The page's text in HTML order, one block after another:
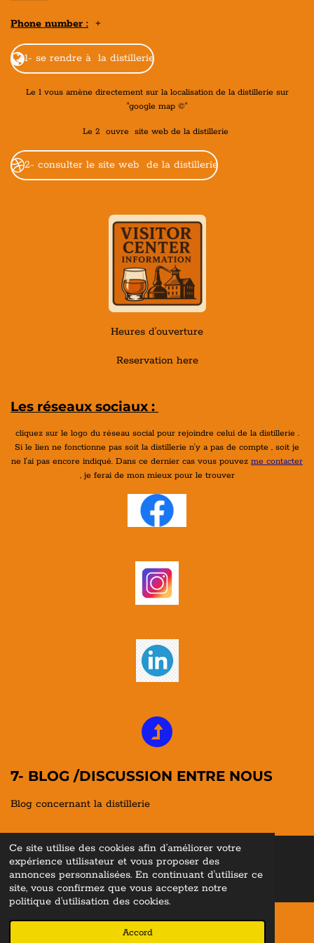
Ce site utilise des cookies afin d’améliorer votre
expérience utilisateur et vous proposer des
annonces personnalisées. En continuant d'utiliser ce
site, vous confirmez que vous acceptez notre
politique d’utilisation des cookies.
Accord
Phone number : +
1- se rendre à la distillerie
Le 1 vous amène directement sur la localisation de la distillerie sur
"google map ©"
Le 2 ouvre site web de la distillerie
2- consulter le site web de la distillerie
Heures d'ouverture
Reservation here
Les réseaux sociaux :
cliquez sur le logo du réseau social pour rejoindre celui de la distillerie .
Si le lien ne fonctionne pas soit la distillerie n'y a pas de compte , soit je
ne l'ai pas encore indiqué. Dans ce dernier cas vous pouvez me contacter
, je ferai de mon mieux pour le trouver
7- BLOG /DISCUSSION ENTRE NOUS
Blog concernant la distillerie
© 2022 - 2026 Whisky Lovers Encyclopediae ©"Tous droitsréservés"
Propulsé parWebador
Téléphone